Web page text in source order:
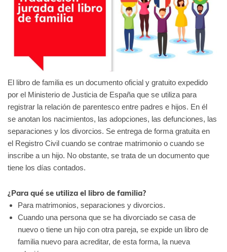
El libro de familia es un documento oficial y gratuito expedido
por el Ministerio de Justicia de España que se utiliza para
registrar la relación de parentesco entre padres e hijos. En él
se anotan los nacimientos, las adopciones, las defunciones, las
separaciones y los divorcios. Se entrega de forma gratuita en
el Registro Civil cuando se contrae matrimonio o cuando se
inscribe a un hijo. No obstante, se trata de un documento que
tiene los días contados.
¿Para qué se utiliza el libro de familia?
Para matrimonios, separaciones y divorcios.
Cuando una persona que se ha divorciado se casa de
nuevo o tiene un hijo con otra pareja, se expide un libro de
familia nuevo para acreditar, de esta forma, la nueva